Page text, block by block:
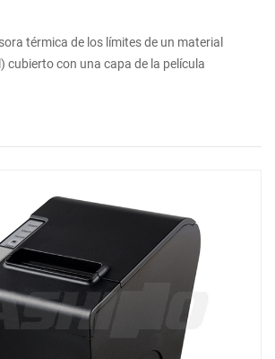
térmica de los límites de un material
cubierto con una capa de la película
oscuro (por lo general de color negro o azul)
después de algunos tiempo. La imagen se
la reacción química que genera en la
química es a una cierta temperatura. Las